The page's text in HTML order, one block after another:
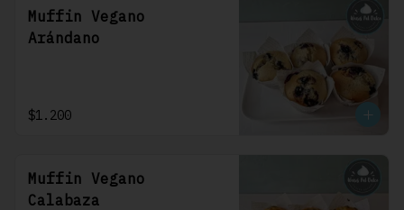
Muffin Vegano
Arándano
$1.200
Muffin Vegano
Calabaza